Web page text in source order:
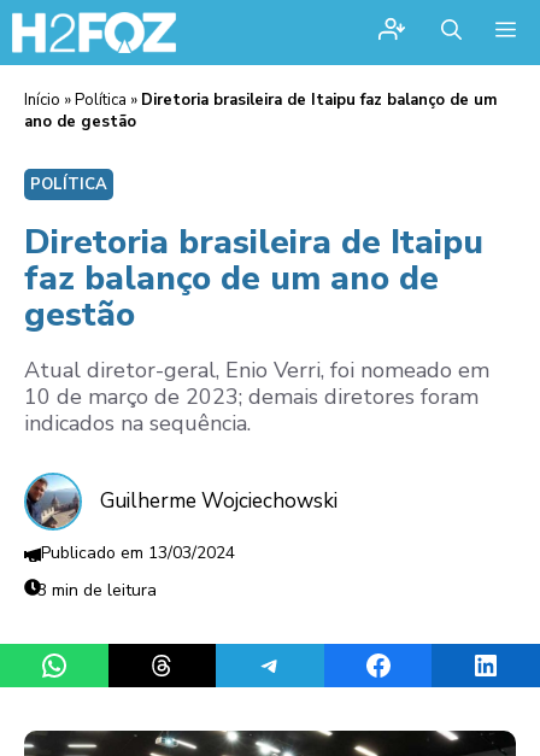
Início »Política » Diretoria brasileira de Itaipu faz balanço de um
ano de gestão
POLÍTICA
Diretoria brasileira de Itaipu
faz balanço de um ano de
gestão
Atual diretor-geral, Enio Verri, foi nomeado em
10 de março de 2023; demais diretores foram
indicados na sequência.
Guilherme Wojciechowski
13/03/2024
3 min de leitura
Share on WhatsAppShare on ThreadsShare on TelegramShare on Facebook